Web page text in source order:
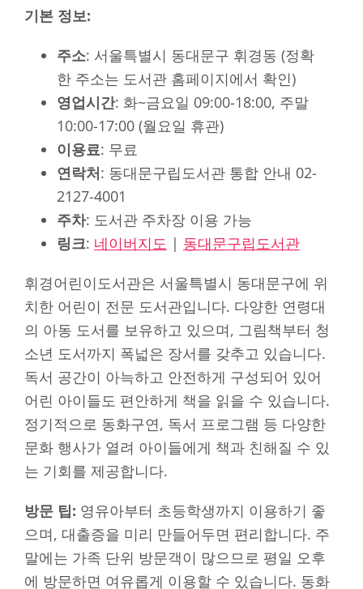
기본 정보:
주소: 서울특별시 동대문구 휘경동 (정확
한 주소는 도서관 홈페이지에서 확인)
영업시간: 화~금요일 09:00-18:00, 주말
10:00-17:00 (월요일 휴관)
이용료: 무료
연락처: 동대문구립도서관 통합 안내 02-
2127-4001
주차: 도서관 주차장 이용 가능
링크: 네이버지도 | 동대문구립도서관
휘경어린이도서관은 서울특별시 동대문구에 위
치한 어린이 전문 도서관입니다. 다양한 연령대
의 아동 도서를 보유하고 있으며, 그림책부터 청
소년 도서까지 폭넓은 장서를 갖추고 있습니다.
독서 공간이 아늑하고 안전하게 구성되어 있어
어린 아이들도 편안하게 책을 읽을 수 있습니다.
정기적으로 동화구연, 독서 프로그램 등 다양한
문화 행사가 열려 아이들에게 책과 친해질 수 있
는 기회를 제공합니다.
방문 팁: 영유아부터 초등학생까지 이용하기 좋
으며, 대출증을 미리 만들어두면 편리합니다. 주
말에는 가족 단위 방문객이 많으므로 평일 오후
에 방문하면 여유롭게 이용할 수 있습니다. 동화